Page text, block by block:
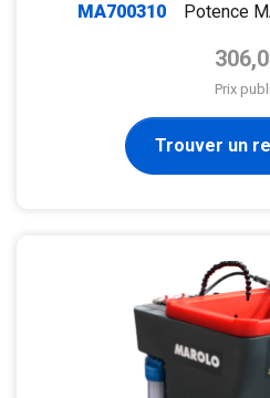
MA700310
Potence
Prix de
Prix
Trouver un